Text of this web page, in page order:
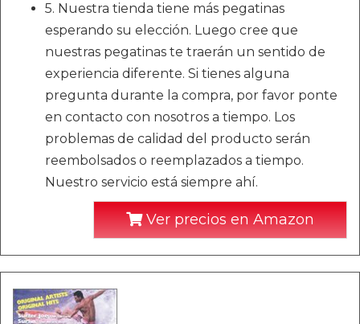
5. Nuestra tienda tiene más pegatinas
esperando su elección. Luego cree que
nuestras pegatinas te traerán un sentido de
experiencia diferente. Si tienes alguna
pregunta durante la compra, por favor ponte
en contacto con nosotros a tiempo. Los
problemas de calidad del producto serán
reembolsados o reemplazados a tiempo.
Nuestro servicio está siempre ahí.
Ver precios en Amazon